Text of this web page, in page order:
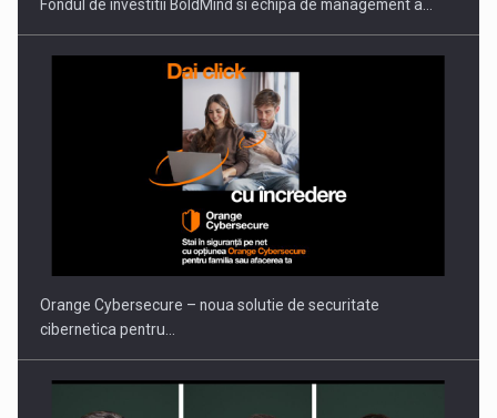
Proteinmaxxing and the Future of Protein Demand
Fondul de investitii BoldMind si echipa de management a…
Orange Cybersecure – noua solutie de securitate
cibernetica pentru…